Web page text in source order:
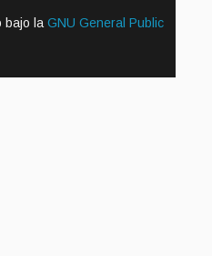
bajo la GNU General Public